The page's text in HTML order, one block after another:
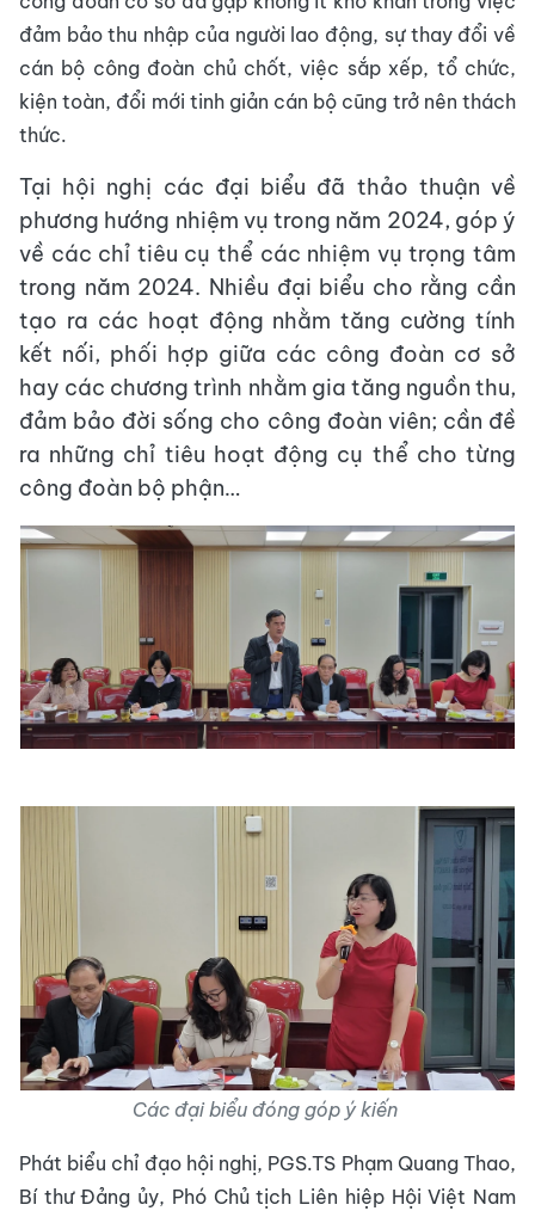
đảm bảo thu nhập của người lao động, sự thay đổi về
cán bộ công đoàn chủ chốt, việc sắp xếp, tổ chức,
kiện toàn, đổi mới tinh giản cán bộ cũng trở nên thách
thức.
Tại hội nghị các đại biểu đã thảo thuận về
phương hướng nhiệm vụ trong năm 2024, góp ý
về các chỉ tiêu cụ thể các nhiệm vụ trọng tâm
trong năm 2024. Nhiều đại biểu cho rằng cần
tạo ra các hoạt động nhằm tăng cường tính
kết nối, phối hợp giữa các công đoàn cơ sở
hay các chương trình nhằm gia tăng nguồn thu,
đảm bảo đời sống cho công đoàn viên; cần đề
ra những chỉ tiêu hoạt động cụ thể cho từng
công đoàn bộ phận…
Các đại biểu đóng góp ý kiến
Phát biểu chỉ đạo hội nghị, PGS.TS Phạm Quang Thao,
Bí thư Đảng ủy, Phó Chủ tịch Liên hiệp Hội Việt Nam